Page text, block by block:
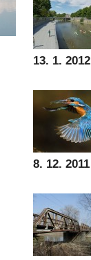
13. 1. 2012
8. 12. 2011